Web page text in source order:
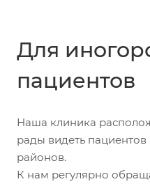
Для
пациентов
Наша клиника
рады видеть
районов.
К нам регулярно